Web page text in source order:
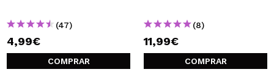
CRIAR CONTA
(47)
4,99€
COMPRAR
(8)
11,99€
COMPRAR